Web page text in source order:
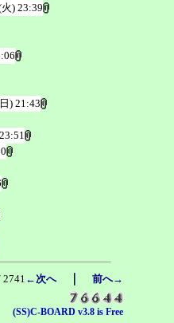
) 23:39
) 21:43
←次へ｜ 前へ→
(SS)C-BOARD v3.8 is Free